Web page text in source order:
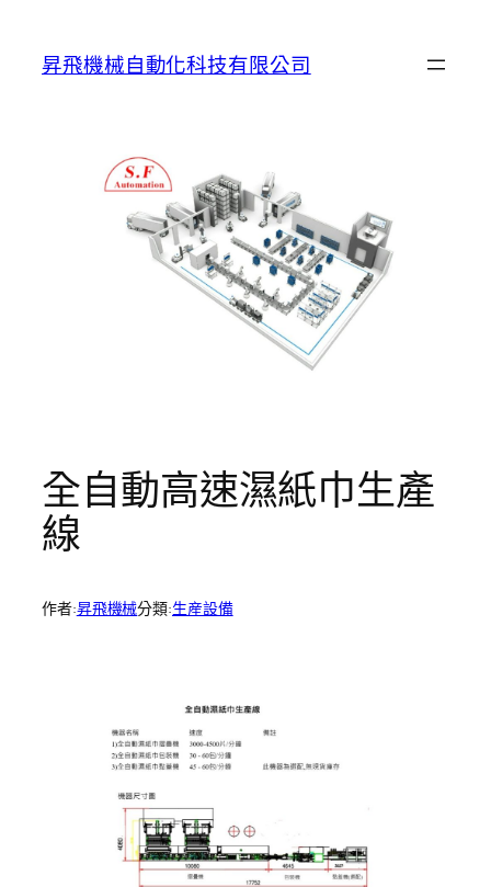
昇飛機械自動化科技有限公司
全自動高速濕紙巾生產
線
作者:昇飛機械分類:生産設備